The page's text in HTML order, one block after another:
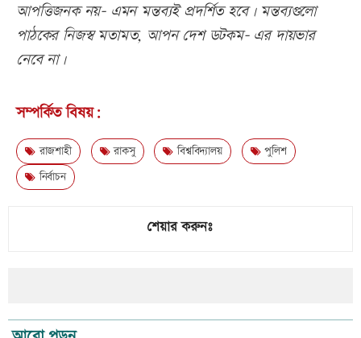
আপত্তিজনক নয়- এমন মন্তব্যই প্রদর্শিত হবে। মন্তব্যগুলো
পাঠকের নিজস্ব মতামত, আপন দেশ ডটকম- এর দায়ভার
নেবে না।
সম্পর্কিত বিষয়:
রাজশাহী রাকসু বিশ্ববিদ্যালয়
পুলিশ
নির্বাচন
শেয়ার করুনঃ